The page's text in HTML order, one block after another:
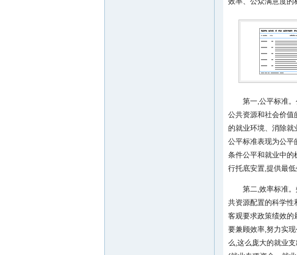
第一,公平标准
公共资源和社会价值
的就业环境、消除就
公平标准表现为公平
条件公平和就业中的
行托底安置,提供最
第二,效率标准
共资源配置的科学性
客观要求政策绩效的
要兼顾效率,努力实
么,这么庞大的就业